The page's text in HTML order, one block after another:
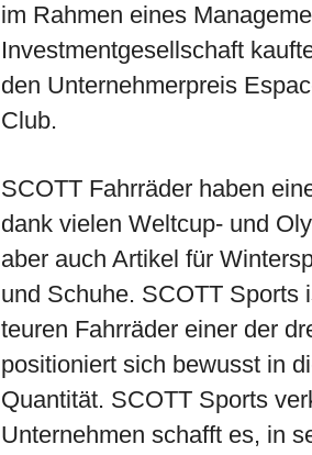
im Rahmen eines
Investmentgesellschaft
den Unternehmerpreis
Club.
SCOTT Fahrräder haben
dank vielen Weltcup- und
aber auch Artikel für
und Schuhe. SCOTT Sports
teuren Fahrräder einer der
positioniert sich bewusst in
Quantität. SCOTT Sports
Unternehmen schafft es, in